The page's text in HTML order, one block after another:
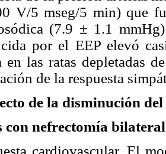
V/5 mseg/5 min) que
(7.9 ± 1.1
por el EEP elevó
en las ratas depletadas
de la respuesta
de la disminución
con nefrectomía bilateral